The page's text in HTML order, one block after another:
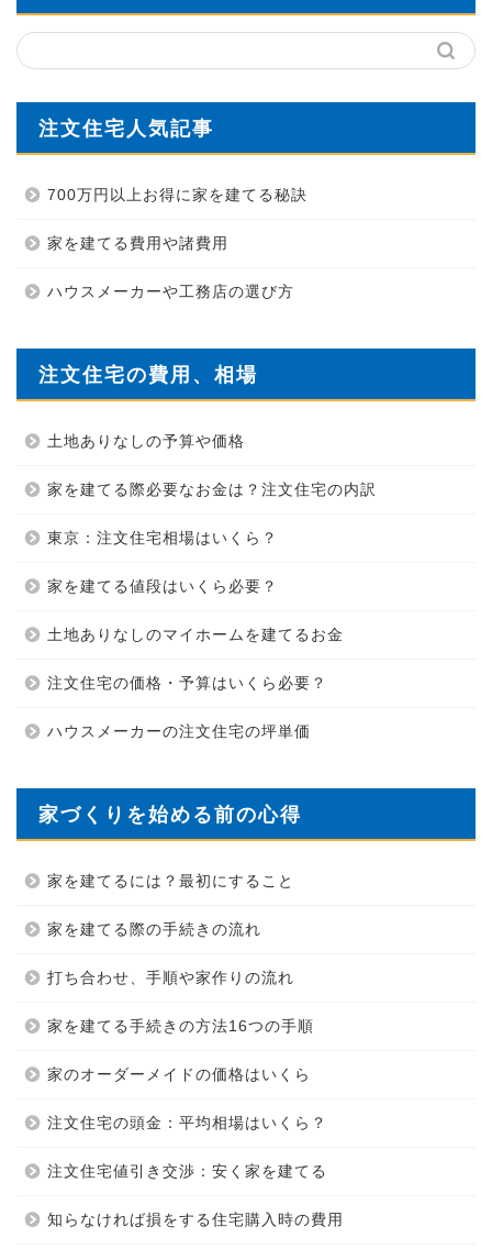
注文住宅人気記事
700万円以上お得に家を建てる秘訣
家を建てる費用や諸費用
ハウスメーカーや工務店の選び方
注文住宅の費用、相場
土地ありなしの予算や価格
家を建てる際必要なお金は？注文住宅の内訳
東京：注文住宅相場はいくら？
家を建てる値段はいくら必要？
土地ありなしのマイホームを建てるお金
注文住宅の価格・予算はいくら必要？
ハウスメーカーの注文住宅の坪単価
家づくりを始める前の心得
家を建てるには？最初にすること
家を建てる際の手続きの流れ
打ち合わせ、手順や家作りの流れ
家を建てる手続きの方法16つの手順
家のオーダーメイドの価格はいくら
注文住宅の頭金：平均相場はいくら？
注文住宅値引き交渉：安く家を建てる
知らなければ損をする住宅購入時の費用